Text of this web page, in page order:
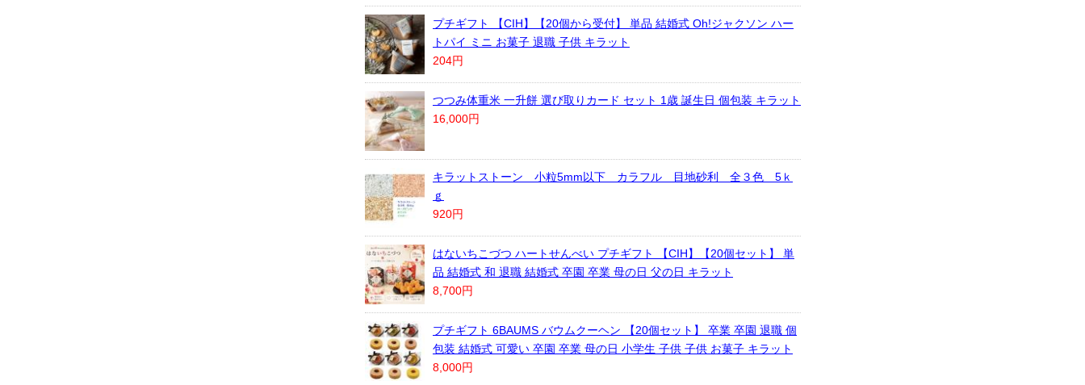
プチギフト 【CIH】【20個から受付】 単品 結婚式 Oh!ジャクソン ハー
トパイ ミニ お菓子 退職 子供 キラット
204円
つつみ体重米 一升餅 選び取りカード セット 1歳 誕生日 個包装 キラット
16,000円
キラットストーン 小粒5mm以下 カラフル 目地砂利 全３色 5ｋ
ｇ
920円
はないちこづつ ハートせんべい プチギフト 【CIH】【20個セット】 単
品 結婚式 和 退職 結婚式 卒園 卒業 母の日 父の日 キラット
8,700円
プチギフト 6BAUMS バウムクーヘン 【20個セット】 卒業 卒園 退職 個
包装 結婚式 可愛い 卒園 卒業 母の日 小学生 子供 子供 お菓子 キラット
8,000円